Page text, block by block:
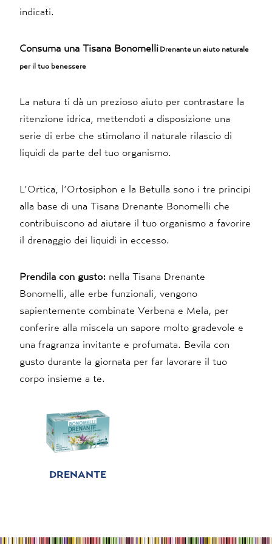
indicati.
Consuma una Tisana Bonomelli Drenante un aiuto naturale
per il tuo benessere
La natura ti dà un prezioso aiuto per contrastare la
ritenzione idrica, mettendoti a disposizione una
serie di erbe che stimolano il naturale rilascio di
liquidi da parte del tuo organismo.
L’Ortica, l’Ortosiphon e la Betulla sono i tre principi
alla base di una Tisana Drenante Bonomelli che
contribuiscono ad aiutare il tuo organismo a favorire
il drenaggio dei liquidi in eccesso.
Prendila con gusto: nella Tisana Drenante
Bonomelli, alle erbe funzionali, vengono
sapientemente combinate Verbena e Mela, per
conferire alla miscela un sapore molto gradevole e
una fragranza invitante e profumata. Bevila con
gusto durante la giornata per far lavorare il tuo
corpo insieme a te.
DRENANTE